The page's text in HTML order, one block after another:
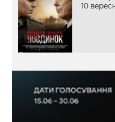
10